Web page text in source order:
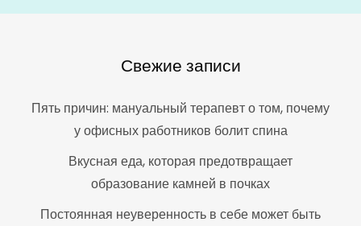
Свежие записи
Пять причин: мануальный терапевт о том, почему
у офисных работников болит спина
Вкусная еда, которая предотвращает
образование камней в почках
Постоянная неуверенность в себе может быть